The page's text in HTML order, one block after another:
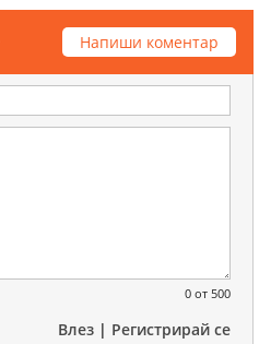
Напиши коментар
0 от 500
Влез | Регистрирай се